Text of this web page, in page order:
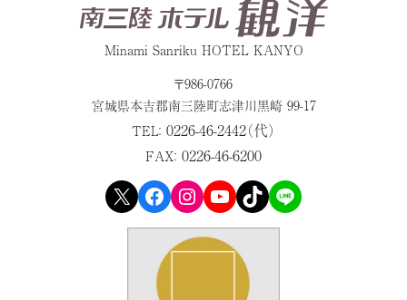
Minami Sanriku HOTEL KANYO
〒986-0766
宮城県本吉郡南三陸町志津川黒崎 99-17
TEL： 0226-46-2442（代）
FAX： 0226-46-6200
X Facebook Instagram YouTube TikTok LINE